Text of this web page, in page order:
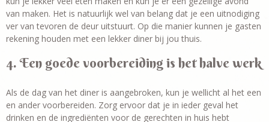
van maken. Het is natuurlijk wel van belang dat je een uitnodiging
ver van tevoren de deur uitstuurt. Op die manier kunnen je gasten
rekening houden met een lekker diner bij jou thuis.
4. Een goede voorbereiding is het halve werk
Als de dag van het diner is aangebroken, kun je wellicht al het een
en ander voorbereiden. Zorg ervoor dat je in ieder geval het
drinken en de ingrediënten voor de gerechten in huis hebt